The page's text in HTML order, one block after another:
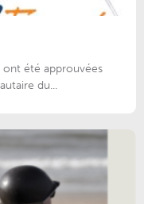
ont été approuvées
du...